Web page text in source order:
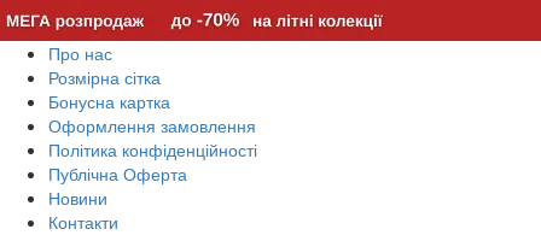
Про нас
Розмірна сітка
Бонусна картка
Оформлення замовлення
Політика конфіденційності
Публічна Оферта
Новини
Контакти